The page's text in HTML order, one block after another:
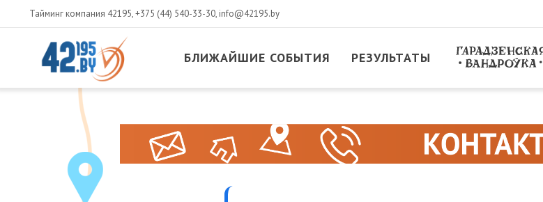
Тайминг компания 42195,+375 (44) 540-33-30, info@42195.by
БЛИЖАЙШИЕ СОБЫТИЯ РЕЗУЛЬТАТЫ
CONTENT
2015